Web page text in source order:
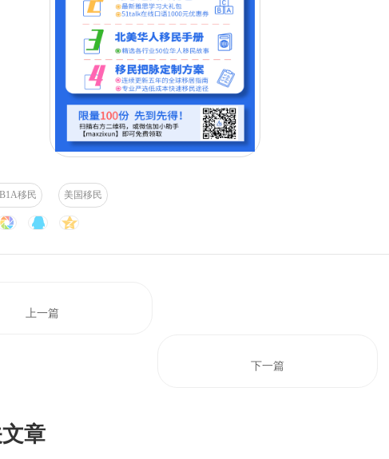
移民 美国移民
上一篇
下一篇
章